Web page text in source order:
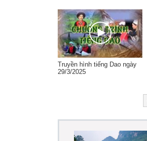
Truyền hình tiếng Dao ngày
29/3/2025